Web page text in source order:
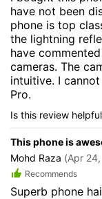
have not been
phone is top
the lightning
have
cameras. The
intuitive. I
Pro.
Is this review
This phone is
Mohd Raza (Apr
Recommends
Superb phone